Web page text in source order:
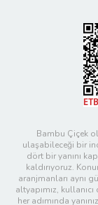
Bambu Çiçek
ulaşabileceği bir
dört bir yanını
kaldırıyoruz.
aranjmanları aynı
altyapımız,
her adımında